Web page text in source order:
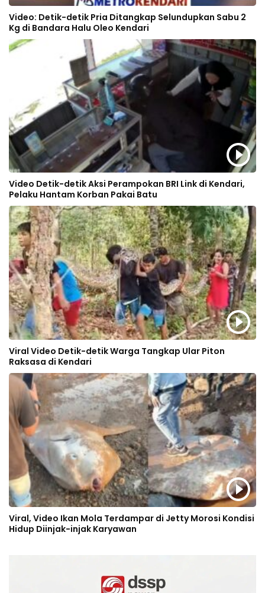
Video: Detik-detik Pria Ditangkap Selundupkan Sabu 2
Kg di Bandara Halu Oleo Kendari
Video Detik-detik Aksi Perampokan BRI Link di Kendari,
Pelaku Hantam Korban Pakai Batu
Viral Video Detik-detik Warga Tangkap Ular Piton
Raksasa di Kendari
Viral, Video Ikan Mola Terdampar di Jetty Morosi Kondisi
Hidup Diinjak-injak Karyawan